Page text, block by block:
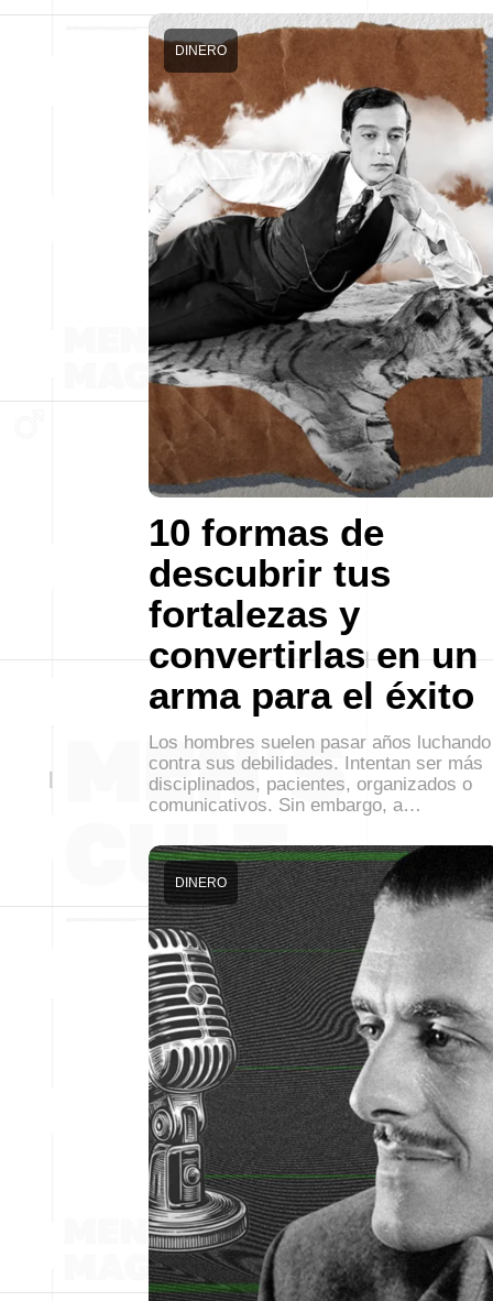
10 formas de
descubrir tus
fortalezas y
convertirlas en un
arma para el éxito
DINERO
Los hombres suelen pasar años luchando
contra sus debilidades. Intentan ser más
disciplinados, pacientes, organizados o
comunicativos. Sin embargo, a…
DINERO